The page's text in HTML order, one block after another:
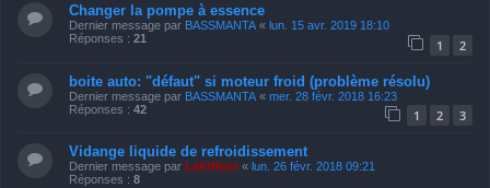
Changer la pompe à essence
Dernier message par BASSMANTA « lun. 15 avr. 2019 18:10
Réponses : 21 1 2
boite auto: "défaut" si moteur froid (problème résolu)
Dernier message par BASSMANTA « mer. 28 févr. 2018 16:23
Réponses : 42 1 2 3
Vidange liquide de refroidissement
Dernier message par LeKiffeur « lun. 26 févr. 2018 09:21
Réponses : 8